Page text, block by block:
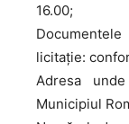
16.00;
licitaţie:
Adresa
Municipiul